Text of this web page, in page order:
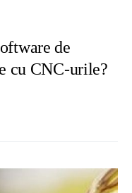
de
cu CNC-urile?